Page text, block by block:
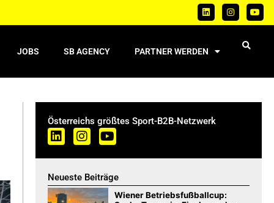
JOBS SB AGENCY PARTNER WERDEN
Österreichs größtes Sport-B2B-Netzwerk
Neueste Beiträge
Wiener Betriebsfußballcup: